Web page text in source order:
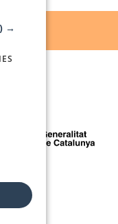
→